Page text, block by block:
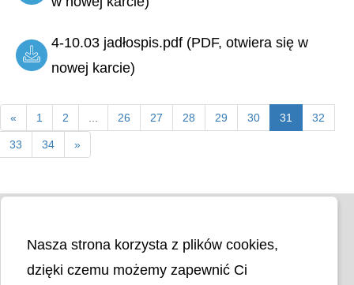
4-10.03 jadłospis.pdf (PDF, otwiera się w
nowej karcie)
« 1 2 26 27 28 29 30 31 32
33 34 »
Nasza strona korzysta z plików cookies,
dzięki czemu możemy zapewnić Ci